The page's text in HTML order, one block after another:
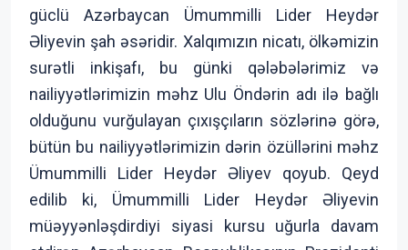
güclü Azərbaycan Ümummilli Lider Heydər
Əliyevin şah əsəridir. Xalqımızın nicatı, ölkəmizin
surətli inkişafı, bu günki qələbələrimiz və
nailiyyətlərimizin məhz Ulu Öndərin adı ilə bağlı
olduğunu vurğulayan çıxışçıların sözlərinə görə,
bütün bu nailiyyətlərimizin dərin özüllərini məhz
Ümummilli Lider Heydər Əliyev qoyub. Qeyd
edilib ki, Ümummilli Lider Heydər Əliyevin
müəyyənləşdirdiyi siyasi kursu uğurla davam